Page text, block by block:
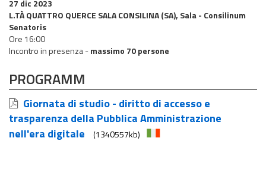
27 dic 2023
L.TÀ QUATTRO QUERCE SALA CONSILINA (SA), Sala - Consilinum
Senatoris
Ore 16:00
Incontro in presenza -massimo 70 persone
PROGRAMM
Giornata di studio - diritto di accesso e
trasparenza della Pubblica Amministrazione
nell'era digitale
(1340557kb)